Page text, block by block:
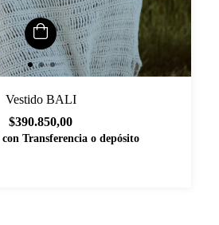
Vestido BALI
$390.850,00
con Transferencia o depósito